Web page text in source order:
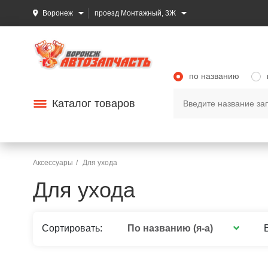
Воронеж проезд Монтажный, 3Ж
Каталог товаров
по названию
Аксессуары Для ухода
Для ухода
Сортировать: По названию (я-а)